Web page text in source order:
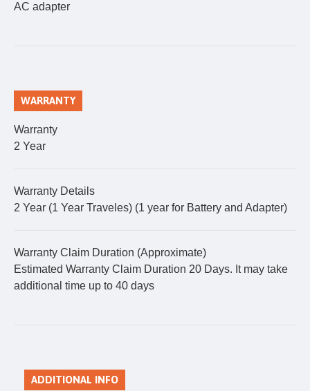
AC adapter
WARRANTY
Warranty
2 Year
Warranty Details
2 Year (1 Year Traveles) (1 year for Battery and Adapter)
Warranty Claim Duration (Approximate)
Estimated Warranty Claim Duration 20 Days. It may take
additional time up to 40 days
ADDITIONAL INFO